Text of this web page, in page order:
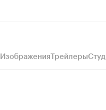
ИзображенияТрейлеры